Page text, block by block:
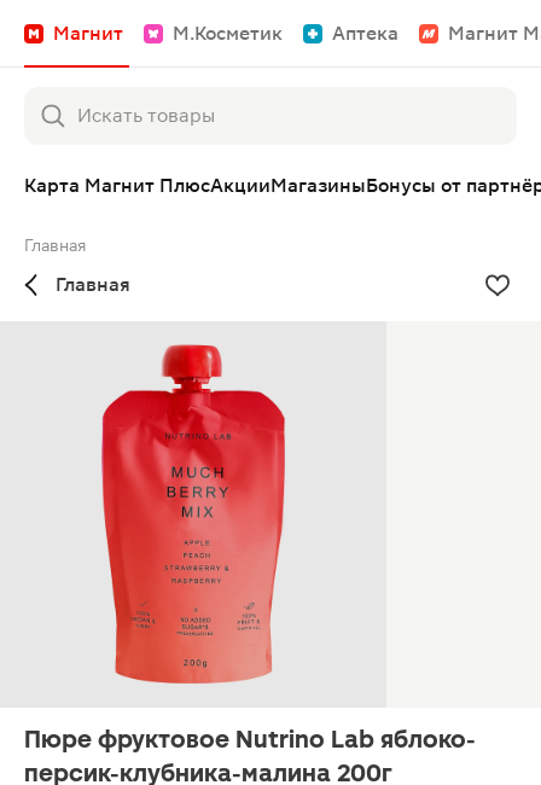
Магнит М.Косметик Аптека Магнит
Карта Магнит ПлюсАкцииМагазиныБонусы от
Главная
Главная
Пюре фруктовое Nutrino Lab яблоко-
персик-клубника-малина 200г